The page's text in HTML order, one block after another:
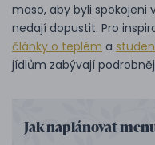
maso, aby byli spokojeni
nedají dopustit. Pro
články o teplém a
jídlům zabývají
Jak naplánovat